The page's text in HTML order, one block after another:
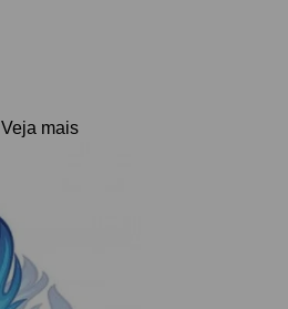
Veja mais